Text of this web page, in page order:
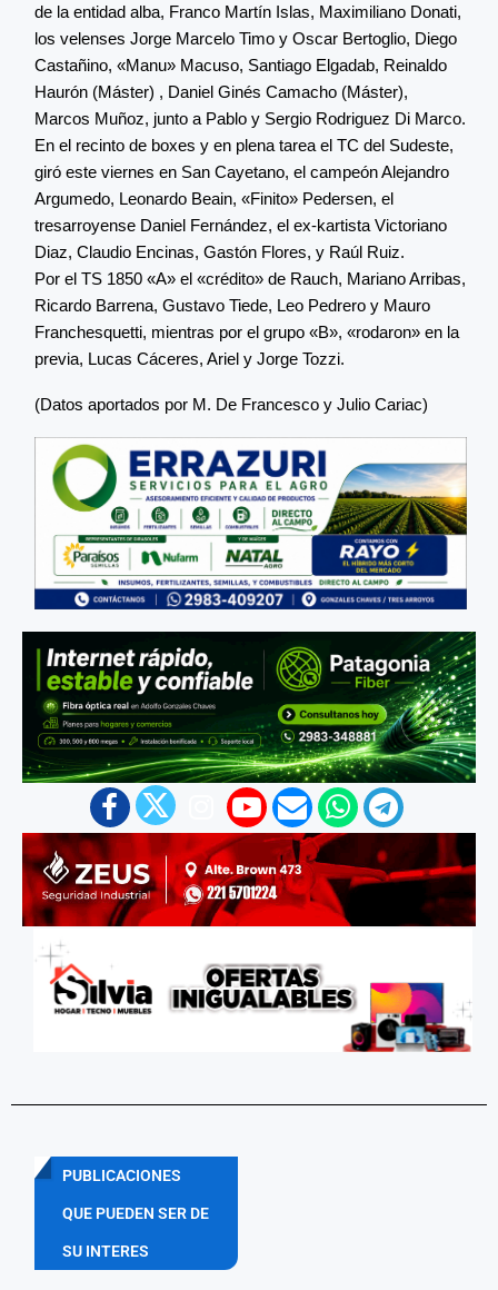
de la entidad alba, Franco Martín Islas, Maximiliano Donati,
los velenses Jorge Marcelo Timo y Oscar Bertoglio, Diego
Castañino, «Manu» Macuso, Santiago Elgadab, Reinaldo
Haurón (Máster) , Daniel Ginés Camacho (Máster),
Marcos Muñoz, junto a Pablo y Sergio Rodriguez Di Marco.
En el recinto de boxes y en plena tarea el TC del Sudeste,
giró este viernes en San Cayetano, el campeón Alejandro
Argumedo, Leonardo Beain, «Finito» Pedersen, el
tresarroyense Daniel Fernández, el ex-kartista Victoriano
Diaz, Claudio Encinas, Gastón Flores, y Raúl Ruiz.
Por el TS 1850 «A» el «crédito» de Rauch, Mariano Arribas,
Ricardo Barrena, Gustavo Tiede, Leo Pedrero y Mauro
Franchesquetti, mientras por el grupo «B», «rodaron» en la
previa, Lucas Cáceres, Ariel y Jorge Tozzi.
(Datos aportados por M. De Francesco y Julio Cariac)
PUBLICACIONES
QUE PUEDEN SER DE
SU INTERES